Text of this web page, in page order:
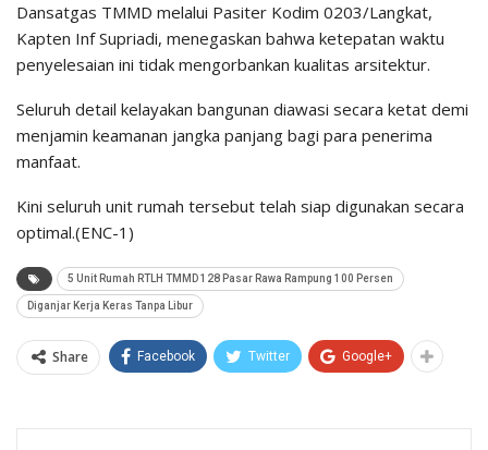
​Dansatgas TMMD melalui Pasiter Kodim 0203/Langkat,
Kapten Inf Supriadi, menegaskan bahwa ketepatan waktu
penyelesaian ini tidak mengorbankan kualitas arsitektur.
Seluruh detail kelayakan bangunan diawasi secara ketat demi
menjamin keamanan jangka panjang bagi para penerima
manfaat.
Kini seluruh unit rumah tersebut telah siap digunakan secara
optimal.(ENC-1)
5 Unit Rumah RTLH TMMD 128 Pasar Rawa Rampung 100 Persen
Diganjar Kerja Keras Tanpa Libur
Share Facebook Twitter Google+